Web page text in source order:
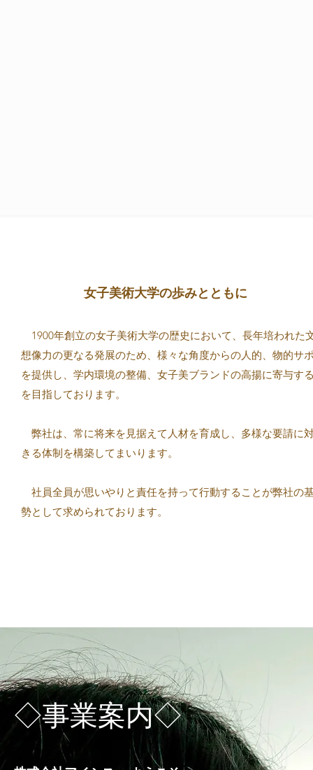
女子美術大学の歩みとともに
1900年創立の女子美術大学の歴史において、長年培われた
想像力の更なる発展のため、様々な角度からの人的、物的サ
を提供し、学内環境の整備、女子美ブランドの高揚に寄与す
を目指しております。
弊社は、常に将来を見据えて人材を育成し、多様な要請に
きる体制を構築してまいります。
社員全員が思いやりと責任を持って行動することが弊社の
勢として求められております。
◇事業案内◇